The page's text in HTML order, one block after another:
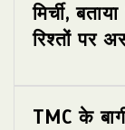
मिर्ची,
रिश्तों पर
TMC के